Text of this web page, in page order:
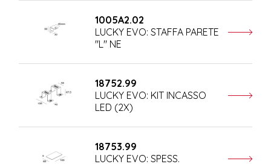
1005A2.02
LUCKY EVO: STAFFA PARETE
"L" NE
18752.99
LUCKY EVO: KIT INCASSO
LED (2X)
18753.99
LUCKY EVO: SPESS.